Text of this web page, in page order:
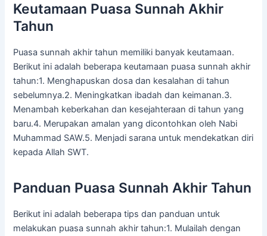
Keutamaan Puasa Sunnah Akhir
Tahun
Puasa sunnah akhir tahun memiliki banyak keutamaan.
Berikut ini adalah beberapa keutamaan puasa sunnah akhir
tahun:1. Menghapuskan dosa dan kesalahan di tahun
sebelumnya.2. Meningkatkan ibadah dan keimanan.3.
Menambah keberkahan dan kesejahteraan di tahun yang
baru.4. Merupakan amalan yang dicontohkan oleh Nabi
Muhammad SAW.5. Menjadi sarana untuk mendekatkan diri
kepada Allah SWT.
Panduan Puasa Sunnah Akhir Tahun
Berikut ini adalah beberapa tips dan panduan untuk
melakukan puasa sunnah akhir tahun:1. Mulailah dengan